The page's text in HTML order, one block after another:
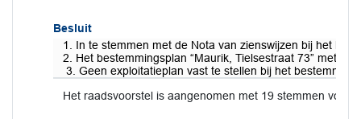
Besluit
1. In te stemmen met de Nota van zienswijzen bij het
2. Het bestemmingsplan “Maurik, Tielsestraat 73” met
3. Geen exploitatieplan vast te stellen bij het
Het raadsvoorstel is aangenomen met 19 stemmen voor